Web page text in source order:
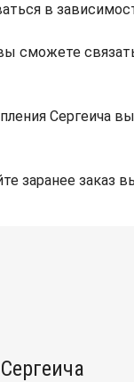
в
сможете
Сергеича
заранее заказ